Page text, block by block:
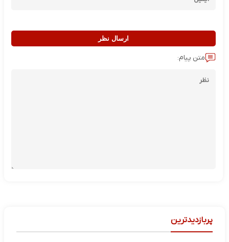
ارسال نظر
متن پیام:
پربازدیدترین